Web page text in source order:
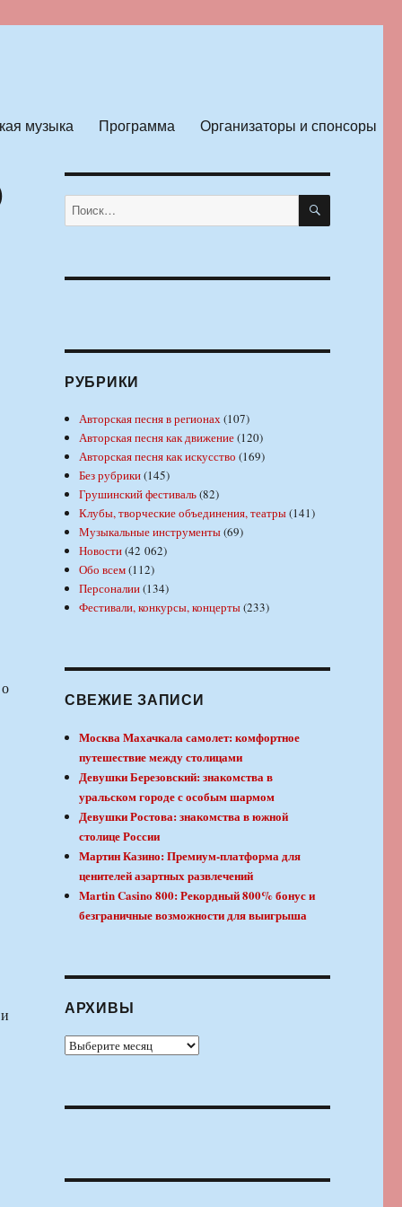
музыка Программа Организаторы и спонсоры
Искать: ПОИСК
РУБРИКИ
Авторская песня в регионах(107)
Авторская песня как движение(120)
Авторская песня как искусство (169)
Без рубрики(145)
Грушинский фестиваль(82)
Клубы, творческие объединения, театры(141)
Музыкальные инструменты(69)
Новости(42 062)
Обо всем(112)
Персоналии(134)
Фестивали, конкурсы, концерты(233)
СВЕЖИЕ ЗАПИСИ
Москва Махачкала самолет: комфортное
путешествие между столицами
Девушки Березовский: знакомства в
уральском городе с особым шармом
Девушки Ростова: знакомства в южной
столице России
Мартин Казино: Премиум-платформа для
ценителей азартных развлечений
Martin Casino 800: Рекордный 800% бонус и
безграничные возможности для выигрыша
АРХИВЫ
Архивы